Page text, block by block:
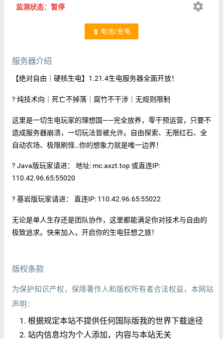
监测状态：暂停 settings
battery_charging_full 电池/充电
服务器介绍
【绝对自由｜硬核生电】1.21.4生电服务器全面开放！
? 纯技术向｜死亡不掉落｜腐竹不干涉｜无规则限制
这里是一切生电玩家的理想国——完全放养，零干预运营，只要不
造成服务器崩溃，一切玩法皆被允许。自由探索、无限红石、全
自动农场、极限刷怪…你的想象力就是唯一边界！
? Java版玩家请进： 地址: mc.axzt.top 或直连IP:
110.42.96.65:55020
? 基岩版玩家请进： 直连IP: 110.42.96.65:55022
无论是单人生存还是团队协作，这里都能满足你对技术与自由的
极致追求。快来加入，开启你的生电狂想之旅！
版权条款
为保护知识产权，保障著作人和版权所有者合法权益，本网站
声明：
根据规定本站不提供任何国际版我的世界下载途径
站内信息均为个人添加，内容与本站无关